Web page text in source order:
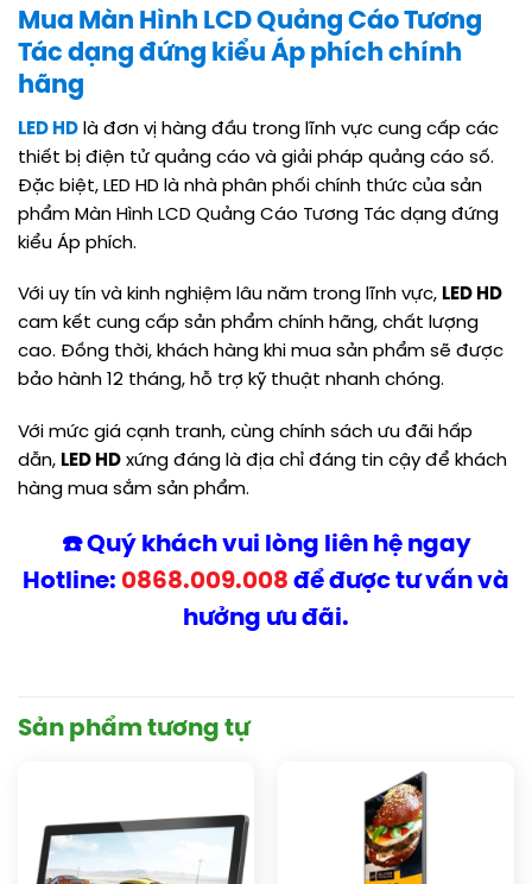
Mua Màn Hình LCD Quảng Cáo Tương
Tác dạng đứng kiểu Áp phích chính
hãng
LED HD là đơn vị hàng đầu trong lĩnh vực cung cấp các
thiết bị điện tử quảng cáo và giải pháp quảng cáo số.
Đặc biệt, LED HD là nhà phân phối chính thức của sản
phẩm Màn Hình LCD Quảng Cáo Tương Tác dạng đứng
kiểu Áp phích.
Với uy tín và kinh nghiệm lâu năm trong lĩnh vực, LED HD
cam kết cung cấp sản phẩm chính hãng, chất lượng
cao. Đồng thời, khách hàng khi mua sản phẩm sẽ được
bảo hành 12 tháng, hỗ trợ kỹ thuật nhanh chóng.
Với mức giá cạnh tranh, cùng chính sách ưu đãi hấp
dẫn, LED HD xứng đáng là địa chỉ đáng tin cậy để khách
hàng mua sắm sản phẩm.
☎️ Quý khách vui lòng liên hệ ngay
Hotline: 0868.009.008 để được tư vấn và
hưởng ưu đãi.
Sản phẩm tương tự